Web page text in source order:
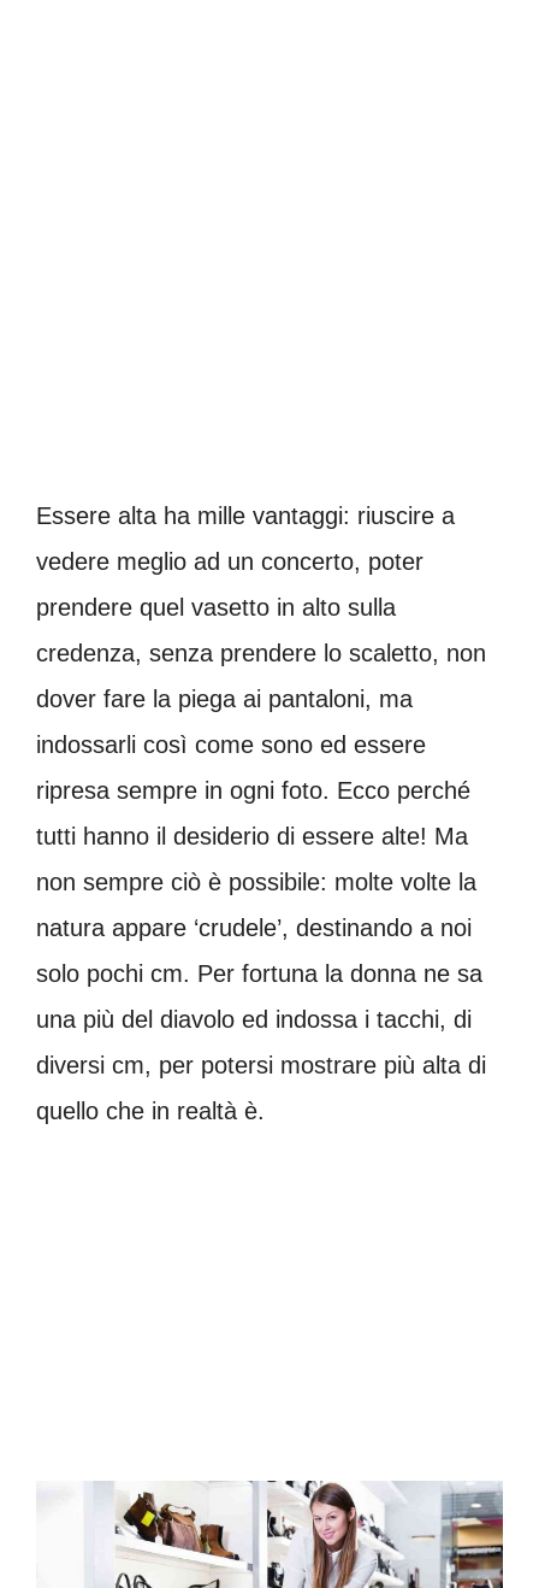
Essere alta ha mille vantaggi: riuscire a
vedere meglio ad un concerto, poter
prendere quel vasetto in alto sulla
credenza, senza prendere lo scaletto, non
dover fare la piega ai pantaloni, ma
indossarli così come sono ed essere
ripresa sempre in ogni foto. Ecco perché
tutti hanno il desiderio di essere alte! Ma
non sempre ciò è possibile: molte volte la
natura appare ‘crudele’, destinando a noi
solo pochi cm. Per fortuna la donna ne sa
una più del diavolo ed indossa i tacchi, di
diversi cm, per potersi mostrare più alta di
quello che in realtà è.